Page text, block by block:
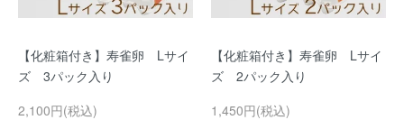
【化粧箱付き】寿雀卵 Lサイ
ズ 3パック入り
2,100円(税込)
【化粧箱付き】寿雀卵 Lサイ
ズ 2パック入り
1,450円(税込)